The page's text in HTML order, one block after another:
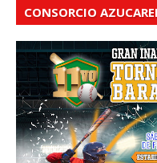
CONSORCIO